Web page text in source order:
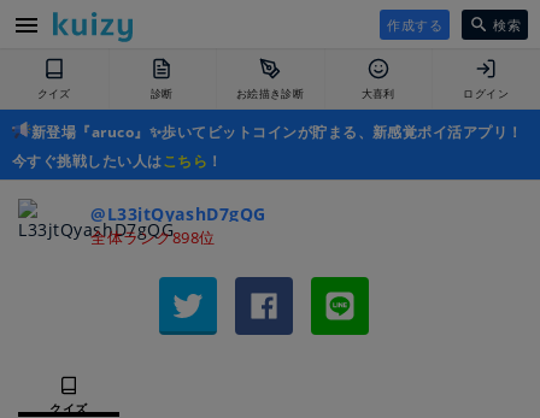
作成する 検索
クイズ 診断 お絵描き診断 大喜利 ログイン
新登場『aruco』✨歩いてビットコインが貯まる、新感覚ポイ活アプリ！
今すぐ挑戦したい人はこちら ！
@L33jtQyashD7gQG
全体ランク898位
クイズ